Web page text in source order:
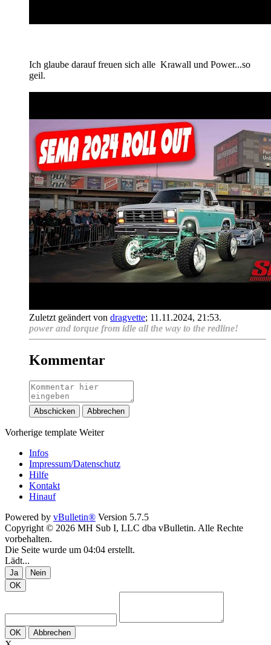
Ich glaube darauf freuen sich alle Krawall und Power...so
geil.
Zuletzt geändert von dragvette; 11.11.2024, 21:53.
power and torque from idle all the way to the redline!
Kommentar
Abschicken Abbrechen
Vorherige template Weiter
Infos
Impressum/Datenschutz
Hilfe
Kontakt
Hinauf
Powered by vBulletin® Version 5.7.5
Copyright © 2026 MH Sub I, LLC dba vBulletin. Alle Rechte
vorbehalten.
Die Seite wurde um 04:04 erstellt.
Lädt...
Ja
Nein
OK
OK Abbrechen